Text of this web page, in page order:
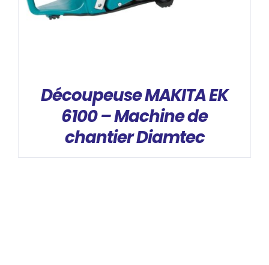
Découpeuse MAKITA EK
6100 – Machine de
chantier Diamtec